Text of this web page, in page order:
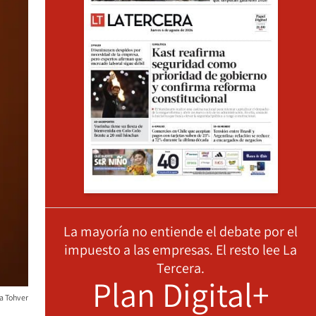
Tohver
La mayoría no entiende el debate por el
impuesto a las empresas. El resto lee La
Tercera.
Plan Digital+